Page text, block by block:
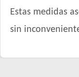
Estas medidas
sin